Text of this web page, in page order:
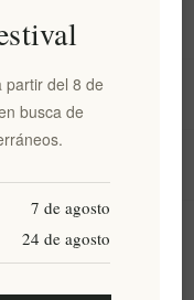
partir del 8 de
busca de
7 de agosto
24 de agosto